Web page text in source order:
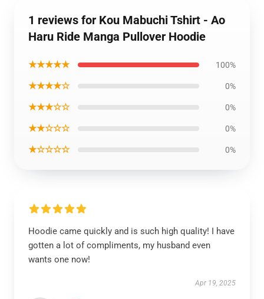
1 reviews for Kou Mabuchi Tshirt - Ao
Haru Ride Manga Pullover Hoodie
★★★★★ 100%
★★★★☆ 0%
★★★☆☆ 0%
★★☆☆☆ 0%
★☆☆☆☆ 0%
Hoodie came quickly and is such high quality! I have
gotten a lot of compliments, my husband even
wants one now!
Apr 19, 2025